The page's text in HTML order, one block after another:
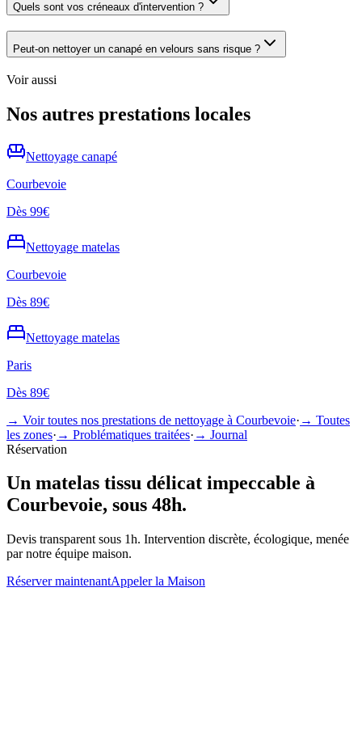
Quels sont vos créneaux d'intervention ?
Peut-on nettoyer un canapé en velours sans risque ?
Voir aussi
Nos autres prestations locales
Nettoyage canapé
Courbevoie
Dès 99€
Nettoyage matelas
Courbevoie
Dès 89€
Nettoyage matelas
Paris
Dès 89€
→ Voir toutes nos prestations de nettoyage à Courbevoie· → Toutes
les zones· → Problématiques traitées· → Journal
Réservation
Un matelas tissu délicat impeccable à
Courbevoie, sous 48h.
Devis transparent sous 1h. Intervention discrète, écologique, menée
par notre équipe maison.
Réserver maintenantAppeler la Maison